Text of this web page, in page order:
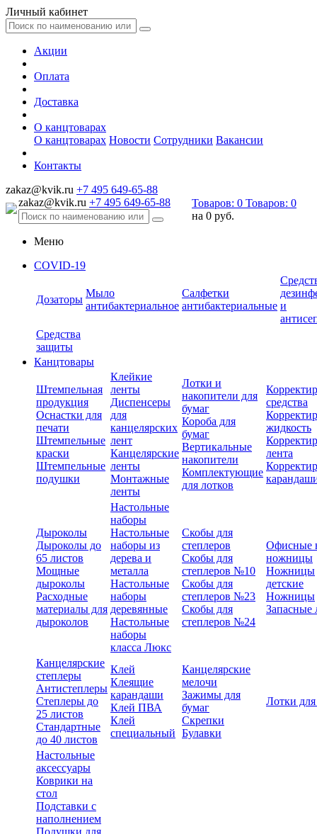
Личный кабинет
Акции
Оплата
Доставка
О канцтоварах
О канцтоварах Новости Сотрудники Вакансии
Контакты
zakaz@kvik.ru +7 495 649-65-88
zakaz@kvik.ru +7 495 649-65-88 Товаров: 0 Товаров: 0
на 0 руб.
Меню
COVID-19
Дозаторы
Мыло
антибактериальное
Салфетки
антибактериальные и
Средства
защиты
Канцтовары
Штемпельная
продукция
Оснастки для
печати
Штемпельные
краски
Штемпельные
подушки
Клейкие
ленты
Диспенсеры
для
канцелярских
лент
Канцелярские
ленты
Монтажные
ленты
Лотки и
накопители для
бумаг
Короба для
бумаг
Вертикальные
накопители
Комплектующие
для лотков
средства
жидкость
лента
Дыроколы
Дыроколы до
65 листов
Мощные
дыроколы
Расходные
материалы для
дыроколов
Настольные
наборы
Настольные
наборы из
дерева и
металла
Настольные
наборы
деревянные
Настольные
наборы
класса Люкс
Скобы для
степлеров
Скобы для
степлеров №10
Скобы для
степлеров №23
Скобы для
степлеров №24
Офисные
ножницы
Ножницы
детские
Ножницы
Запасные
Канцелярские
степлеры
Антистеплеры
Степлеры до
25 листов
Стандартные
до 40 листов
Клей
Клеящие
карандаши
Клей ПВА
Клей
специальный
Канцелярские
мелочи
Зажимы для
бумаг
Скрепки
Булавки
Лотки
Настольные
аксессуары
Коврики на
стол
Подставки с
наполнением
Подушки для